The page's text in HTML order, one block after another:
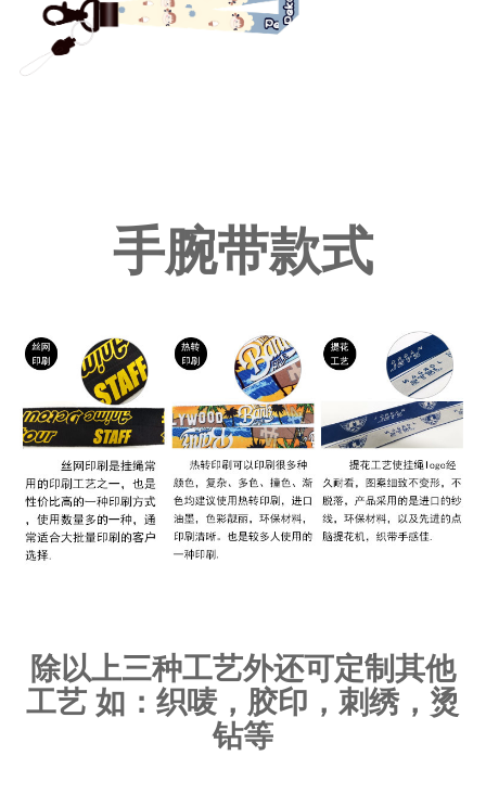
手腕带款式
除以上三种工艺外还可定制其他
工艺 如：织唛，胶印，刺绣，烫
钻等